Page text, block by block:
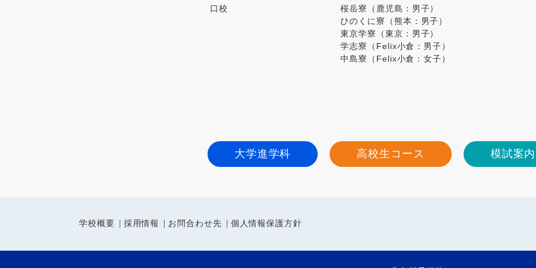
口校
桜岳寮（鹿児島：男子）
ひのくに寮（熊本：男子）
東京学寮（東京：男子）
学志寮（Felix小倉：男子）
中島寮（Felix小倉：女子）
大学進学科 高校生コース 模試案
学校概要 採用情報 お問合わせ先 個人情報保護方針